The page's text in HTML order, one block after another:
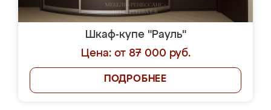
Шкаф-купе "Рауль"
Цена: от 87 000 руб.
ПОДРОБНЕЕ